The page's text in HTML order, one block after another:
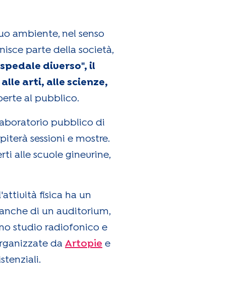
ambiente, nel senso
parte della società,
diverso", il
arti, alle scienze,
al pubblico.
pubblico di
sessioni e mostre.
alle scuole ginevrine,
fisica ha un
di un auditorium,
studio radiofonico e
da Artopie e